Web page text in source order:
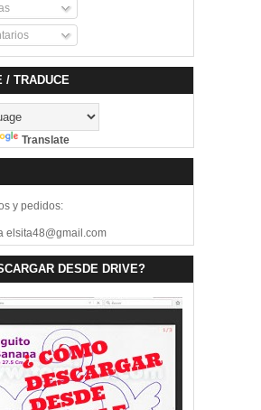
/ TRADUCE
Translate
y pedidos:
elsita48@gmail.com
DESDE DRIVE?